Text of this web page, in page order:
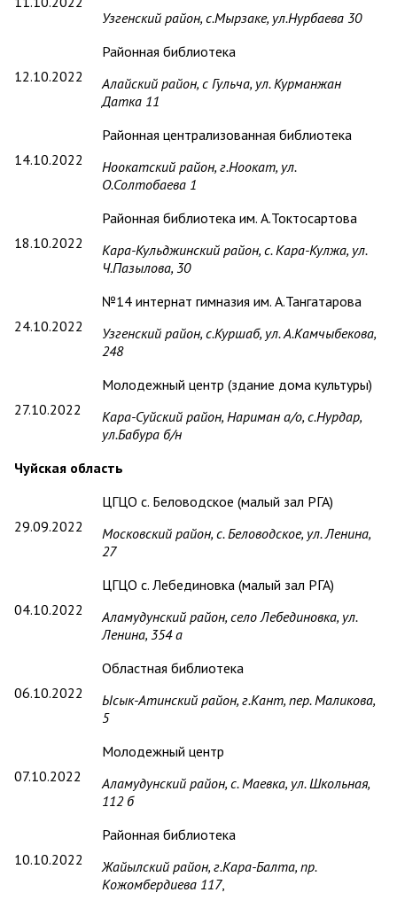
Узгенский район, с.Мырзаке, ул.Нурбаева 30
12.10.2022
Районная библиотека
Алайский район, с Гульча, ул. Курманжан
Датка 11
14.10.2022
Районная централизованная библиотека
Ноокатский район, г.Ноокат, ул.
О.Солтобаева 1
18.10.2022
Районная библиотека им. А.Токтосартова
Кара-Кульджинский район, с. Кара-Кулжа, ул.
Ч.Пазылова, 30
24.10.2022
№14 интернат гимназия им. А.Тангатарова
Узгенский район, с.Куршаб, ул. А.Камчыбекова,
248
27.10.2022
Молодежный центр (здание дома культуры)
Кара-Суйский район, Нариман а/о, с.Нурдар,
ул.Бабура б/н
Чуйская область
29.09.2022
ЦГЦО с. Беловодское (малый зал РГА)
Московский район, с. Беловодское, ул. Ленина,
27
04.10.2022
ЦГЦО с. Лебединовка (малый зал РГА)
Аламудунский район, село Лебединовка, ул.
Ленина, 354 а
06.10.2022
Областная библиотека
Ысык-Атинский район, г.Кант, пер. Маликова,
5
07.10.2022
Молодежный центр
Аламудунский район, с. Маевка, ул. Школьная,
112 б
10.10.2022
Районная библиотека
Жайылский район, г.Кара-Балта, пр.
Кожомбердиева 117,